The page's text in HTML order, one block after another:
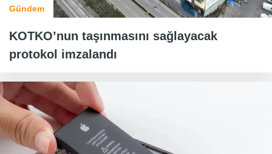
Gündem
KOTKO’nun taşınmasını sağlayacak
protokol imzalandı